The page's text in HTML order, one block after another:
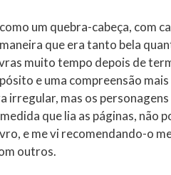
um quebra-cabeça, com
que era tanto bela
muito tempo depois de
e uma compreensão
irregular, mas os
que lia as páginas, não
e me vi recomendando-o
outros.